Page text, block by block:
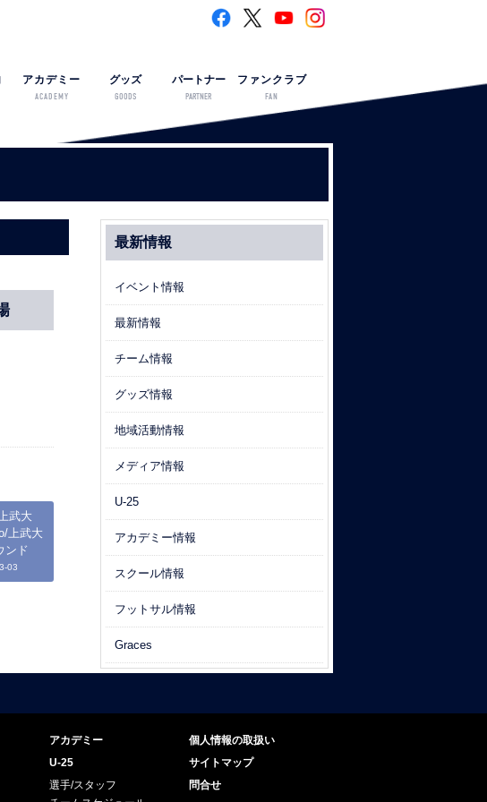
アカデミー
ACADEMY
グッズ
GOODS
パートナー
PARTNER
ファンクラブ
FAN
武大
上武大
ンド
03
最新情報
イベント情報
最新情報
チーム情報
グッズ情報
地域活動情報
メディア情報
U-25
アカデミー情報
スクール情報
フットサル情報
Graces
アカデミー
U-25
選手/スタッフ
個人情報の取扱い
サイトマップ
問合せ